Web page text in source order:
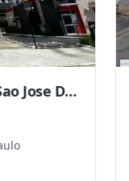
Jose Dos